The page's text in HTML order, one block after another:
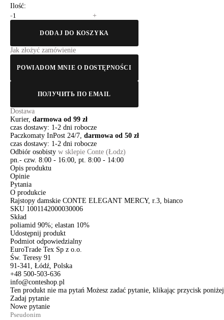
Ilość:
-
+
DODAJ DO KOSZYKA
Jak złożyć zamówienie
POWIADOM MNIE O DOSTĘPNOŚCI
ПОЛУЧИТЬ ПО EMAIL
Dostawa
Kurier, darmowa od 99 zł
czas dostawy: 1-2 dni robocze
Paczkomaty InPost 24/7, darmowa od 50 zł
czas dostawy: 1-2 dni robocze
Odbiór osobisty w sklepie Conte (Łodz)
pn.- czw. 8:00 - 16:00, pt. 8:00 - 14:00
Opis produktu
Opinie
Pytania
O produkcie
Rajstopy damskie CONTE ELEGANT MERCY, r.3, bianco
SKU 1001142000030006
Skład
poliamid 90%; elastan 10%
Udostępnij produkt
Podmiot odpowiedzialny
EuroTrade Tex Sp z o.o.
Św. Teresy 91
91-341, Łódź, Polska
+48 500-503-636
info@conteshop.pl
Ten produkt nie ma pytań Możesz zadać pytanie, klikając przycisk poniżej
Zadaj pytanie
Nowe pytanie